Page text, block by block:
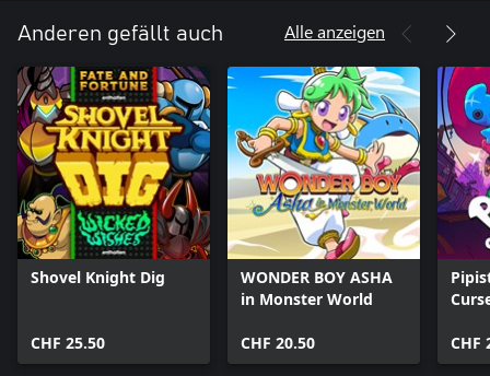
Anderen gefällt auch Alle anzeigen
Shovel Knight Dig
CHF 25.50
WONDER BOY ASHA
in Monster World
CHF 20.50 CHF